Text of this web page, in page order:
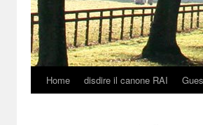
SkipHome disdire il canone RAI